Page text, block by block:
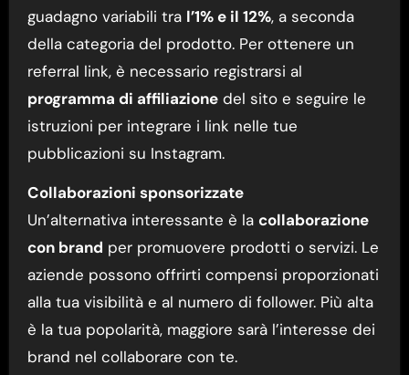
guadagno variabili tra l’1% e il 12%, a seconda
della categoria del prodotto. Per ottenere un
referral link, è necessario registrarsi al
programma di affiliazionedel sito e seguire le
istruzioni per integrare i link nelle tue
pubblicazioni su Instagram.
Collaborazioni sponsorizzate
Un’alternativa interessante è la collaborazione
con brand per promuovere prodotti o servizi. Le
aziende possono offrirti compensi proporzionati
alla tua visibilità e al numero di follower. Più alta
è la tua popolarità, maggiore sarà l’interesse dei
brand nel collaborare con te.